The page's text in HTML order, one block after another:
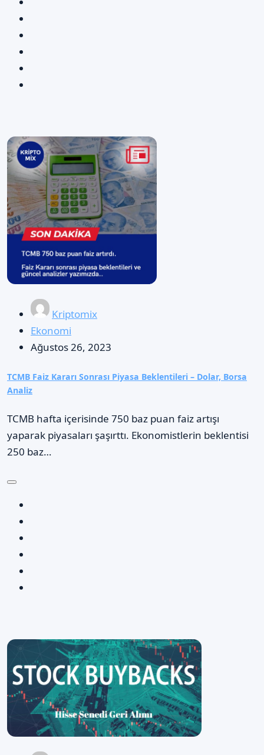
Kriptomix
Ekonomi
Ağustos 26, 2023
TCMB Faiz Kararı Sonrası Piyasa Beklentileri – Dolar, Borsa
Analiz
TCMB hafta içerisinde 750 baz puan faiz artışı
yaparak piyasaları şaşırttı. Ekonomistlerin beklentisi
250 baz…